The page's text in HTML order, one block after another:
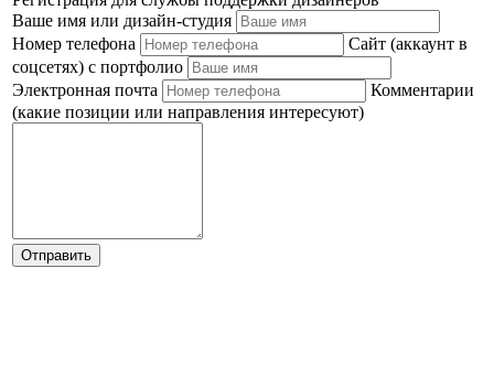
Ваше имя или дизайн-студия
Номер телефона
Сайт (аккаунт в
соцсетях) с портфолио
Электронная почта
Комментарии
(какие позиции или направления интересуют)
Отправить